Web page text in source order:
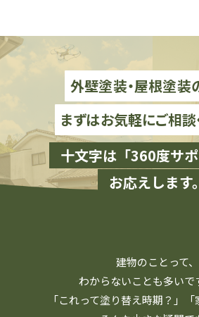
外壁塗装・屋根塗装
まずはお気軽にご相談
十文字は「360度サ
お応えします。
建物のことって、
わからないことも多いで
「これって塗り替え時期？」「